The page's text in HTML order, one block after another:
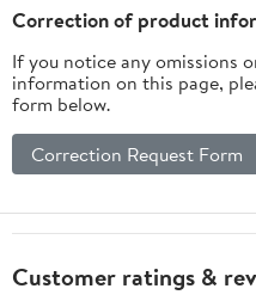
Correction of product
If you notice any omissions
information on this page,
form below.
Correction Request Form
Customer ratings &